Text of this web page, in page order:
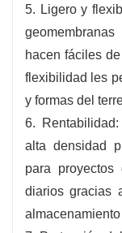
5. Ligero y
hacen fáciles
flexibilidad les
y formas del
6.
alta densidad
para
diarios gracias